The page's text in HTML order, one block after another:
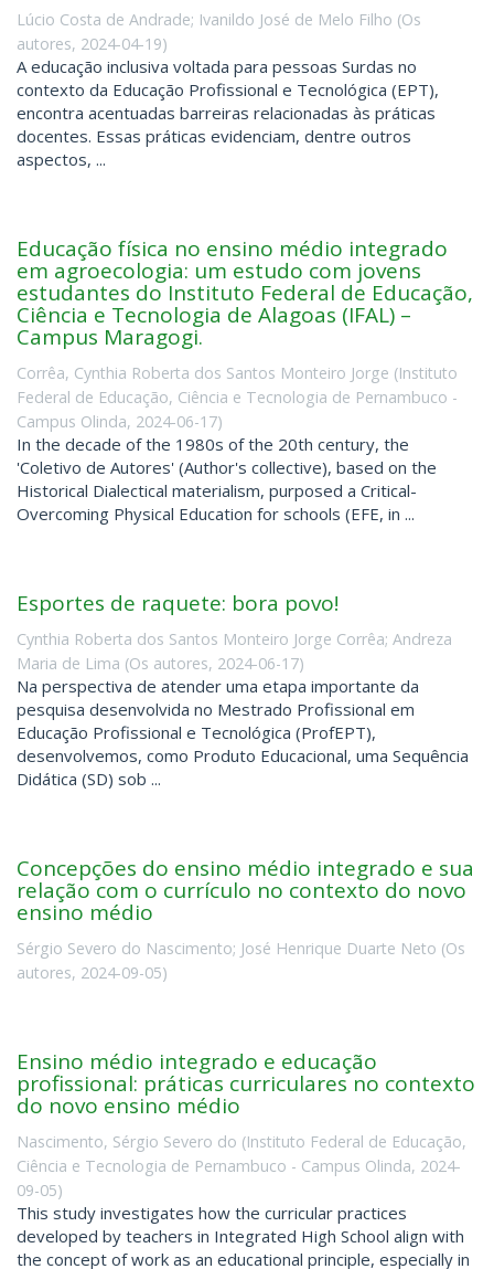
Lúcio Costa de Andrade; Ivanildo José de Melo Filho (Os
autores, 2024-04-19)
A educação inclusiva voltada para pessoas Surdas no
contexto da Educação Profissional e Tecnológica (EPT),
encontra acentuadas barreiras relacionadas às práticas
docentes. Essas práticas evidenciam, dentre outros
aspectos, ...
Educação física no ensino médio integrado
em agroecologia: um estudo com jovens
estudantes do Instituto Federal de Educação,
Ciência e Tecnologia de Alagoas (IFAL) –
Campus Maragogi.
Corrêa, Cynthia Roberta dos Santos Monteiro Jorge (Instituto
Federal de Educação, Ciência e Tecnologia de Pernambuco -
Campus Olinda, 2024-06-17)
In the decade of the 1980s of the 20th century, the
'Coletivo de Autores' (Author's collective), based on the
Historical Dialectical materialism, purposed a Critical-
Overcoming Physical Education for schools (EFE, in ...
Esportes de raquete: bora povo!
Cynthia Roberta dos Santos Monteiro Jorge Corrêa; Andreza
Maria de Lima (Os autores, 2024-06-17)
Na perspectiva de atender uma etapa importante da
pesquisa desenvolvida no Mestrado Profissional em
Educação Profissional e Tecnológica (ProfEPT),
desenvolvemos, como Produto Educacional, uma Sequência
Didática (SD) sob ...
Concepções do ensino médio integrado e sua
relação com o currículo no contexto do novo
ensino médio
Sérgio Severo do Nascimento; José Henrique Duarte Neto (Os
autores, 2024-09-05)
Ensino médio integrado e educação
profissional: práticas curriculares no contexto
do novo ensino médio
Nascimento, Sérgio Severo do (Instituto Federal de Educação,
Ciência e Tecnologia de Pernambuco - Campus Olinda, 2024-
09-05)
This study investigates how the curricular practices
developed by teachers in Integrated High School align with
the concept of work as an educational principle, especially in